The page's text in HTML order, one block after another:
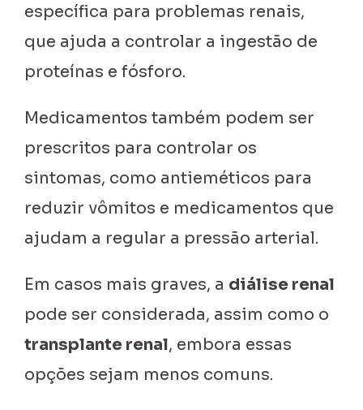
específica para problemas renais,
que ajuda a controlar a ingestão de
proteínas e fósforo.
Medicamentos também podem ser
prescritos para controlar os
sintomas, como antieméticos para
reduzir vômitos e medicamentos que
ajudam a regular a pressão arterial.
Em casos mais graves, a diálise renal
pode ser considerada, assim como o
transplante renal, embora essas
opções sejam menos comuns.